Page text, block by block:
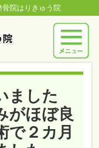
院はりきゅう院
ました
がほぼ良
で２カ月